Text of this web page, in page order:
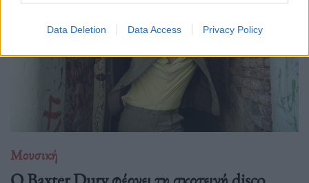
Data Deletion Data Access Privacy Policy
Μουσική